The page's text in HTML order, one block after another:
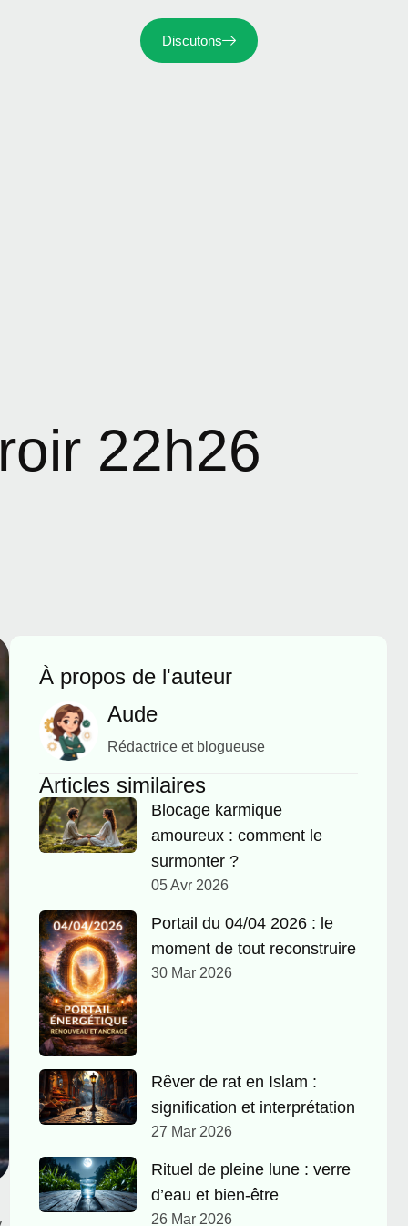
Discutons
22h26
À propos de l'auteur
Aude
Rédactrice et blogueuse
Articles similaires
Blocage karmique
amoureux : comment le
surmonter ?
05 Avr 2026
Portail du 04/04 2026 : le
moment de tout reconstruire
30 Mar 2026
Rêver de rat en Islam :
signification et interprétation
27 Mar 2026
Rituel de pleine lune : verre
d’eau et bien-être
26 Mar 2026